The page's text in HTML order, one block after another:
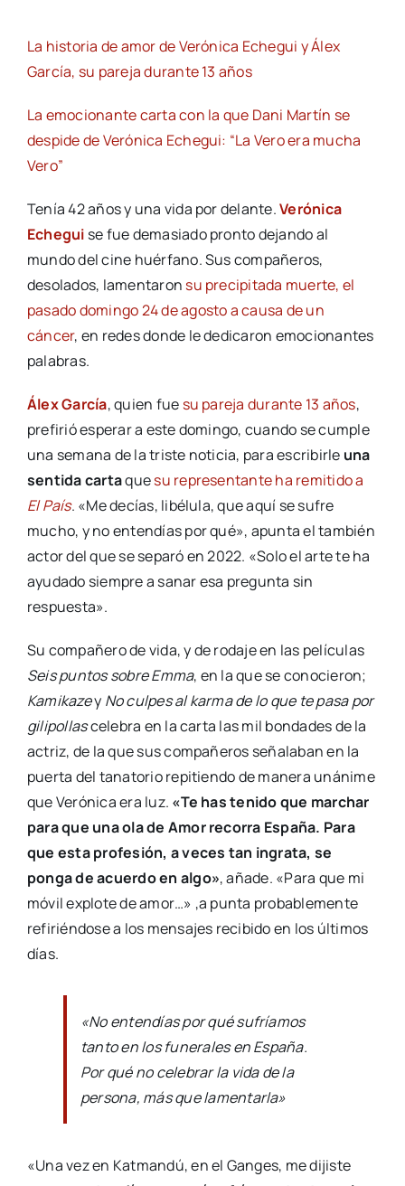
La historia de amor de Verónica Echegui y Álex
García, su pareja durante 13 años
La emocionante carta con la que Dani Martín se
despide de Verónica Echegui: “La Vero era mucha
Vero”
Tenía 42 años y una vida por delante.Verónica
Echegui se fue demasiado pronto dejando al
mundo del cine huérfano. Sus compañeros,
desolados, lamentaron su precipitada muerte, el
pasado domingo 24 de agosto a causa de un
cáncer, en redes donde le dedicaron emocionantes
palabras.
Álex García, quien fue su pareja durante 13 años,
prefirió esperar a este domingo, cuando se cumple
una semana de la triste noticia, para escribirle una
sentida cartaquesu representante ha remitido a
El País. «Me decías, libélula, que aquí se sufre
mucho, y no entendías por qué», apunta el también
actor del que se separó en 2022. «Solo el arte te ha
ayudado siempre a sanar esa pregunta sin
respuesta».
Su compañero de vida, y de rodaje en las películas
Seis puntos sobre Emma, en la que se conocieron;
Kamikazey No culpes al karma de lo que te pasa por
gilipollascelebra en la carta las mil bondades de la
actriz, de la que sus compañeros señalaban en la
puerta del tanatorio repitiendo de manera unánime
que Verónica era luz. «Te has tenido que marchar
para que una ola de Amor recorra España. Para
que esta profesión, a veces tan ingrata, se
ponga de acuerdo en algo», añade. «Para que mi
móvil explote de amor…» ,a punta probablemente
refiriéndose a los mensajes recibido en los últimos
días.
«No entendías por qué sufríamos
tanto en los funerales en España.
Por qué no celebrar la vida de la
persona, más que lamentarla»
«Una vez en Katmandú, en el Ganges, me dijiste